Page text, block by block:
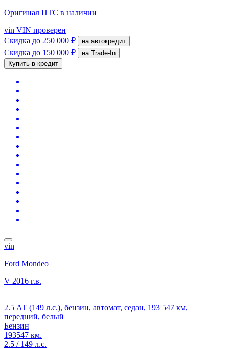
Оригинал ПТС в наличии
vin VIN проверен
Скидка до 250 000 ₽ на автокредит
Скидка до 150 000 ₽
на Trade-In
Купить в кредит
vin
Ford Mondeo
V 2016 г.в.
2.5 АТ (149 л.с.), бензин, автомат, седан, 193 547 км,
передний, белый
Бензин
193547 км.
2.5 / 149 л.с.